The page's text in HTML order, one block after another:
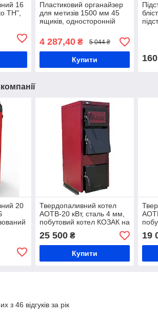
16
ТН",
Пластиковий органайзер
для метизів 1500 мм 45
ящиків, односторонній
чорні ящики П/С
4 287,40₴ 5 044 ₴
Купити 160
20
Твердопаливний котел
АОТВ-20 кВт, сталь 4 мм,
побутовий котел КОЗАК на
Heating machines
25 500₴
Купити
19
з 46 відгуків за рік